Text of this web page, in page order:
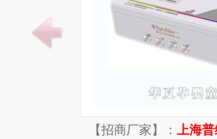
【招商厂家】： 上海